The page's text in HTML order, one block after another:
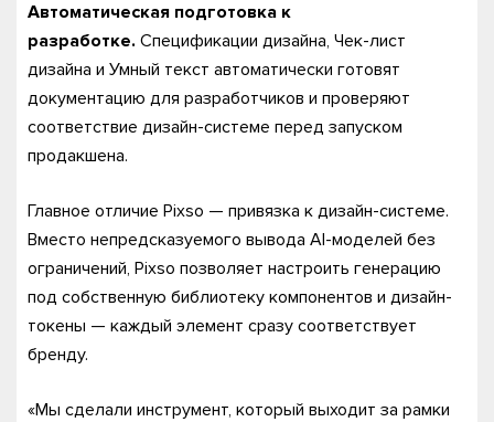
Автоматическая подготовка к
разработке. Спецификации дизайна, Чек-лист
дизайна и Умный текст автоматически готовят
документацию для разработчиков и проверяют
соответствие дизайн-системе перед запуском
продакшена.
Главное отличие Pixso — привязка к дизайн-системе.
Вместо непредсказуемого вывода AI-моделей без
ограничений, Pixso позволяет настроить генерацию
под собственную библиотеку компонентов и дизайн-
токены — каждый элемент сразу соответствует
бренду.
«Мы сделали инструмент, который выходит за рамки